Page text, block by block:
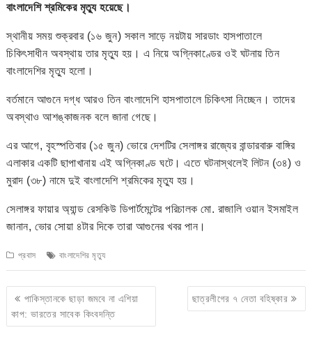
বাংলাদেশি শ্রমিকের মৃত্যু হয়েছে।
স্থানীয় সময় শুক্রবার (১৬ জুন) সকাল সাড়ে নয়টায় সারডাং হাসপাতালে
চিকিৎসাধীন অবস্থায় তার মৃত্যু হয়। এ নিয়ে অগ্নিকাণ্ডের ওই ঘটনায় তিন
বাংলাদেশির মৃত্যু হলো।
বর্তমানে আগুনে দগ্ধ আরও তিন বাংলাদেশি হাসপাতালে চিকিৎসা নিচ্ছেন। তাদের
অবস্থাও আশঙ্কাজনক বলে জানা গেছে।
এর আগে, বৃহস্পতিবার (১৫ জুন) ভোরে দেশটির সেলাঙ্গর রাজ্যের বান্ডারবারু বাঙ্গির
এলাকার একটি ছাপাখানায় এই অগ্নিকাণ্ড ঘটে। এতে ঘটনাস্থলেই লিটন (৩৪) ও
মুরাদ (৩৮) নামে দুই বাংলাদেশি শ্রমিকের মৃত্যু হয়।
সেলাঙ্গর ফায়ার অ্যান্ড রেসকিউ ডিপার্টমেন্টের পরিচালক মো. রাজালি ওয়ান ইসমাইল
জানান, ভোর সোয়া ৪টার দিকে তারা আগুনের খবর পান।
প্রবাস বাংলাদেশির মৃত্যু
Post
navigation
পাকিস্তানকে ছাড়া জমবে না এশিয়া
কাপ: ভারতের সাবেক কিংবদন্তি
ছাত্রলীগের ৭ নেতা বহিষ্কার